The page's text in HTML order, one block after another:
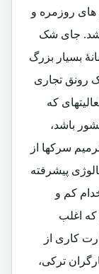
های روزمره و
جای شک
بسیار بزرگ
رونق تجاری
که
باشد،
سرکها از
پیشرفته
کم و
که اغلب
کاری از
ترکی،